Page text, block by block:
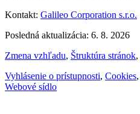
Kontakt: Galileo Corporation s.r.o.
Posledná aktualizácia: 6. 8. 2026
Zmena vzhľadu, Štruktúra stránok,
Vyhlásenie o prístupnosti, Cookies,
Webové sídlo